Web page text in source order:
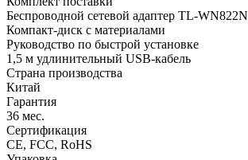
Беспроводной сетевой адаптер TL-WN822N
Компакт-диск с материалами
Руководство по быстрой установке
1,5 м удлинительный USB-кабель
Страна производства
Китай
Гарантия
36 мес.
Сертификация
CE, FCC, RoHS